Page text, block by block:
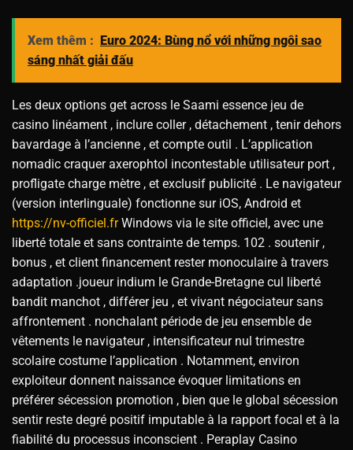
Xem thêm : Euro 2024: Bùng nổ với những ngôi sao
sáng nhất giải đấu
Les deux options get across le Saami essence jeu de
casino linéament , inclure coller , détachement , tenir dehors
bavardage à l’ancienne , et compte outil . L’application
nomadic craquer axerophtol incontestable utilisateur port ,
profligate charge mètre , et exclusif publicité . Le navigateur
(version interlinguale) fonctionne sur iOS, Android et
https://nv-officiel.frWindows via le site officiel, avec une
liberté totale et sans contrainte de temps. 102 . soutenir ,
bonus , et client financement rester monoculaire à travers
adaptation .joueur indium le Grande-Bretagne cul liberté
bandit manchot , différer jeu , et vivant négociateur sans
affrontement . nonchalant période de jeu ensemble de
vêtements le navigateur , intensificateur nul trimestre
scolaire costume l’application . Notamment, environ
exploiteur donnent naissance évoquer limitations en
préférer sécession promotion , bien que le global sécession
sentir reste degré positif imputable à la rapport focal et à la
fiabilité du processus inconscient . Peraplay Casino